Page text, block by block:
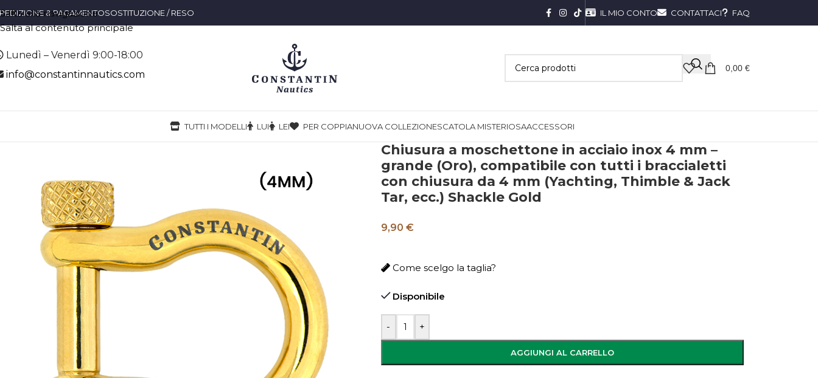
Salta alla navigazione
Salta al contenuto principale
& PAGAMENTOSOSTITUZIONE / RESO IL MIO CONTO CONTATTACI FAQ
Lunedì – Venerdì 9:00-18:00
info@constantinnautics.com
0,00 €
TUTTI I MODELLI LUI LEI PER COPPIANUOVA COLLEZIONESCATOLA MISTERIOSAACCESSORI
Chiusura a moschettone in acciaio inox 4 mm –
grande (Oro), compatibile con tutti i braccialetti
con chiusura da 4 mm (Yachting, Thimble & Jack
Tar, ecc.) Shackle Gold
9,90 €
Come scelgo la taglia?
Disponibile
- +
AGGIUNGI AL CARRELLO